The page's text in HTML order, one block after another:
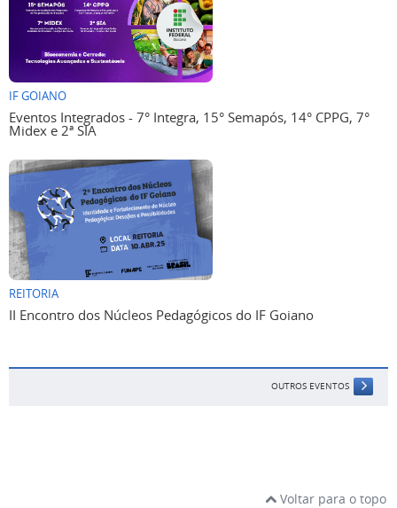
IF GOIANO
Eventos Integrados - 7° Integra, 15° Semapós, 14° CPPG, 7°
Midex e 2ª SIA
REITORIA
II Encontro dos Núcleos Pedagógicos do IF Goiano
OUTROS EVENTOS
Voltar para o topo